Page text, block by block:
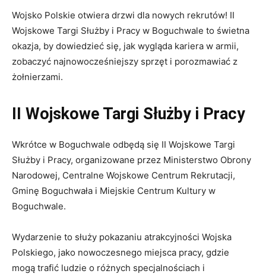
Wojsko Polskie otwiera drzwi dla nowych rekrutów! II
Wojskowe Targi Służby i Pracy w Boguchwale to świetna
okazja, by dowiedzieć się, jak wygląda kariera w armii,
zobaczyć najnowocześniejszy sprzęt i porozmawiać z
żołnierzami.
II Wojskowe Targi Służby i Pracy
Wkrótce w Boguchwale odbędą się II Wojskowe Targi
Służby i Pracy, organizowane przez Ministerstwo Obrony
Narodowej, Centralne Wojskowe Centrum Rekrutacji,
Gminę Boguchwała i Miejskie Centrum Kultury w
Boguchwale.
Wydarzenie to służy pokazaniu atrakcyjności Wojska
Polskiego, jako nowoczesnego miejsca pracy, gdzie
mogą trafić ludzie o różnych specjalnościach i